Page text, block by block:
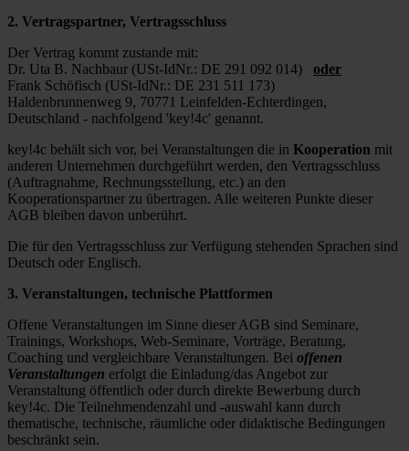
2. Vertragspartner, Vertragsschluss
Der Vertrag kommt zustande mit:
Dr. Uta B. Nachbaur (USt-IdNr.: DE 291 092 014) oder
Frank Schöfisch (USt-IdNr.: DE 231 511 173)
Haldenbrunnenweg 9, 70771 Leinfelden-Echterdingen,
Deutschland - nachfolgend 'key!4c' genannt.
key!4c behält sich vor, bei Veranstaltungen die in Kooperation mit
anderen Unternehmen durchgeführt werden, den Vertragsschluss
(Auftragnahme, Rechnungsstellung, etc.) an den
Kooperationspartner zu übertragen. Alle weiteren Punkte dieser
AGB bleiben davon unberührt.
Die für den Vertragsschluss zur Verfügung stehenden Sprachen sind
Deutsch oder Englisch.
3. Veranstaltungen, technische Plattformen
Offene Veranstaltungen im Sinne dieser AGB sind Seminare,
Trainings, Workshops, Web-Seminare, Vorträge, Beratung,
Coaching und vergleichbare Veranstaltungen. Bei offenen
Veranstaltungen erfolgt die Einladung/das Angebot zur
Veranstaltung öffentlich oder durch direkte Bewerbung durch
key!4c. Die Teilnehmendenzahl und -auswahl kann durch
thematische, technische, räumliche oder didaktische Bedingungen
beschränkt sein.